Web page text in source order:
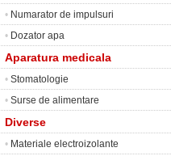
• Numarator de impulsuri
• Dozator apa
Aparatura medicala
• Stomatologie
• Surse de alimentare
Diverse
• Materiale electroizolante